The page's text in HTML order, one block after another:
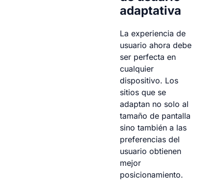
adaptativa
La experiencia de
usuario ahora debe
ser perfecta en
cualquier
dispositivo. Los
sitios que se
adaptan no solo al
tamaño de pantalla
sino también a las
preferencias del
usuario obtienen
mejor
posicionamiento.